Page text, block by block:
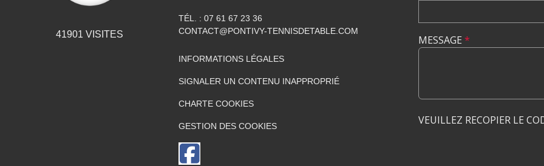
41901 VISITES
TÉL. : 07 61 67 23 36
CONTACT@PONTIVY-TENNISDETABLE.COM
INFORMATIONS LÉGALES
SIGNALER UN CONTENU INAPPROPRIÉ
CHARTE COOKIES
GESTION DES COOKIES
MESSAGE *
VEUILLEZ RECOPIER LE